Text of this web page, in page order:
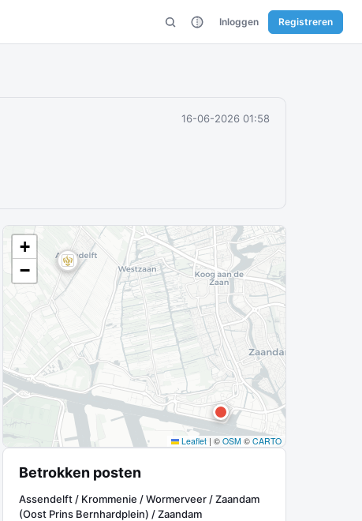
Inloggen Registreren
16-06-2026 01:58
+
−
Leaflet | © OSM © CARTO
Betrokken posten
Assendelft / Krommenie / Wormerveer / Zaandam
(Oost Prins Bernhardplein) / Zaandam